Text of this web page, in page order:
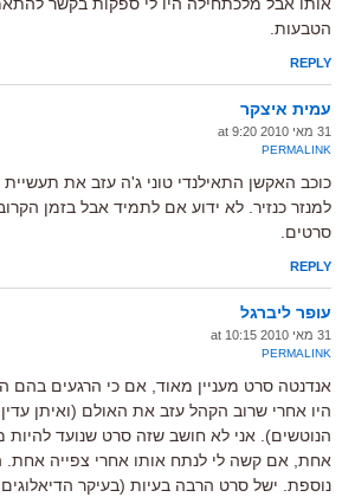
אותו אבל מלכתחילה היו לי ספקות בקשר
הטבעות.
REPLY
עמית איצקר
31 מאי 2010 at 9:20
PERMALINK
כוכב האקשן התאילנדי טוני ג'ה עזב את
למנזר כנזיר. לא ידוע אם לתמיד אבל בזמן
סרטים.
REPLY
עופר ליברגל
31 מאי 2010 at 10:15
PERMALINK
אנדנטה סרט מעניין מאוד, אם כי הרגעים בהם
היו אחרי שרוב הקהל עזב את האולם (ואיתן
הנוטשים). אני לא חושב שזה סרט שנועד להיות
אחת, אם קשה לי לנתח אותו אחרי צפייה אחת.
נוספת. ישל סרט הרבה בעיות (בעיקר